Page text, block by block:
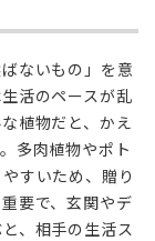
ないもの」を意
活のペースが乱
植物だと、かえ
多肉植物やポト
すいため、贈り
要で、玄関やデ
、相手の生活ス